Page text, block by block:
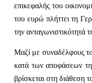
επικεφαλής του
του ευρώ πλήττει τη
την ανταγωνιστικότητά
Μαζί με συναδέλφους
κατά των αποφάσεων
βρίσκεται στη διάθεση